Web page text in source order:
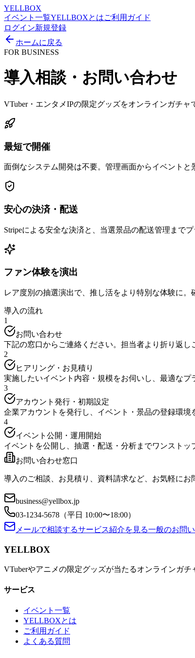
YELLBOX
イベント一覧YELLBOXとはご利用ガイド
ログイン新規登録
ホームに戻る
FOR BUSINESS
導入相談・お問い合わせ
VTuber・エンタメIPの限定グッズをオンラインガチ
最短で開催
面倒なシステム開発は不要。管理画面からイベントと
安心の決済・配送
Stripeによる安全な決済と、当選景品の配送管理まで
ファン体験を演出
レア度別の抽選演出で、推し活をより特別な体験に。
導入の流れ
1
お問い合わせ
下記の窓口からご連絡ください。担当者より折り返し
2
ヒアリング・お見積り
実施したいイベント内容・規模をお伺いし、最適なプ
3
アカウント発行・初期設定
企業アカウントを発行し、イベント・景品の登録環境
4
イベント公開・運用開始
イベントを公開し、抽選・配送・分析までワンストッ
お問い合わせ窓口
導入のご相談、お見積り、資料請求など、お気軽にお
business@yellbox.jp
03-1234-5678（平日 10:00〜18:00）
メールで相談するサービス紹介を見る一般のお問
YELLBOX
VTuberやアニメの限定グッズが当たるオンラインガチ
サービス
イベント一覧
YELLBOXとは
ご利用ガイド
よくある質問